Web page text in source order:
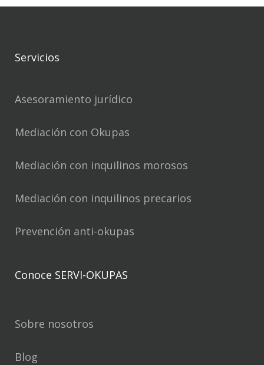
Servicios
Asesoramiento jurídico
Mediación con Okupas
Mediación con inquilinos morosos
Mediación con inquilinos precarios
Prevención anti-okupas
Conoce SERVI-OKUPAS
Sobre nosotros
Blog